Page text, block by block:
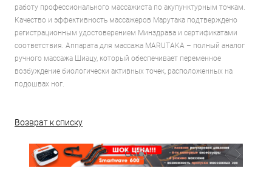
работу профессионального массажиста по акупунктурным точкам.
Качество и эффективность массажеров Марутака подтверждено
регистрационным удостоверением Минздрава и сертификатами
соответствия. Аппарата для массажа MARUTAKA – полный аналог
ручного массажа Шиацу, который обеспечивает переменное
возбуждение биологически активных точек, расположенных на
подошвах ног.
Возврат к списку